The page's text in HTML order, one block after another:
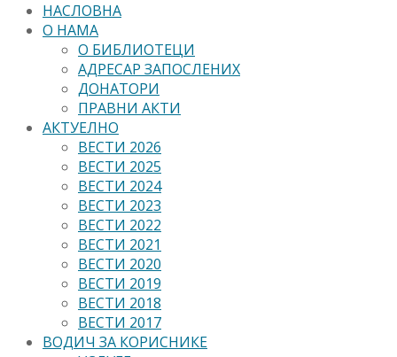
НАСЛОВНА
О НАМА
О БИБЛИОТЕЦИ
АДРЕСАР ЗАПОСЛЕНИХ
ДОНАТОРИ
ПРАВНИ АКТИ
АКТУЕЛНО
ВЕСТИ 2026
ВЕСТИ 2025
ВЕСТИ 2024
ВЕСТИ 2023
ВЕСТИ 2022
ВЕСТИ 2021
ВЕСТИ 2020
ВЕСТИ 2019
ВЕСТИ 2018
ВЕСТИ 2017
ВОДИЧ ЗА КОРИСНИКЕ